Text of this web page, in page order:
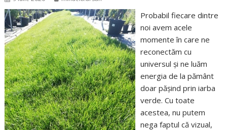
Probabil fiecare dintre
noi avem acele
momente în care ne
reconectăm cu
universul și ne luăm
energia de la pământ
doar pășind prin iarba
verde. Cu toate
acestea, nu putem
nega faptul că vizual,